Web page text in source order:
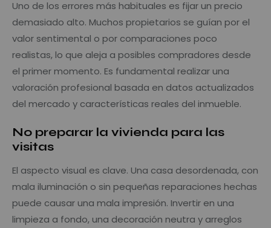
Uno de los errores más habituales es fijar un precio
demasiado alto. Muchos propietarios se guían por el
valor sentimental o por comparaciones poco
realistas, lo que aleja a posibles compradores desde
el primer momento. Es fundamental realizar una
valoración profesional basada en datos actualizados
del mercado y características reales del inmueble.
No preparar la vivienda para las
visitas
El aspecto visual es clave. Una casa desordenada, con
mala iluminación o sin pequeñas reparaciones hechas
puede causar una mala impresión. Invertir en una
limpieza a fondo, una decoración neutra y arreglos